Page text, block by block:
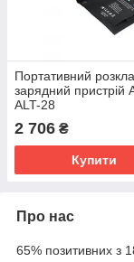
Портативний
зарядний пристрій
ALT-28
2 706 ₴
Купити
Про нас
65% позитивних з 18